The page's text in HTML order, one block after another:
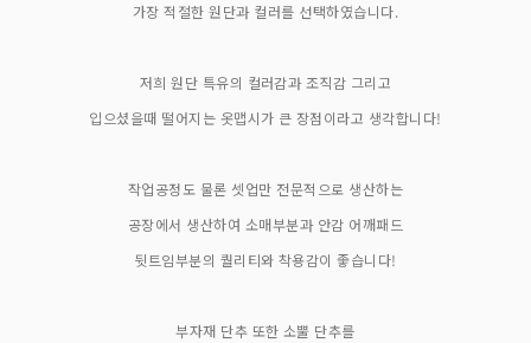
가장 적절한 원단과 컬러를 선택하였습니다.
저희 원단 특유의 컬러감과 조직감 그리고
입으셨을때 떨어지는 옷맵시가 큰 장점이라고 생각합니다!
작업공정도 물론 셋업만 전문적으로 생산하는
공장에서 생산하여 소매부분과 안감 어깨패드
뒷트임부분의 퀄리티와 착용감이 좋습니다!
부자재 단추 또한 소뿔 단추를